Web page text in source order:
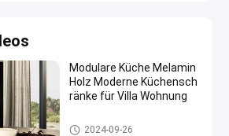
Modulare Küche Melamin
Holz Moderne Küchensch
ränke für Villa Wohnung
Melamin-Küchenschrank
2024-09-26